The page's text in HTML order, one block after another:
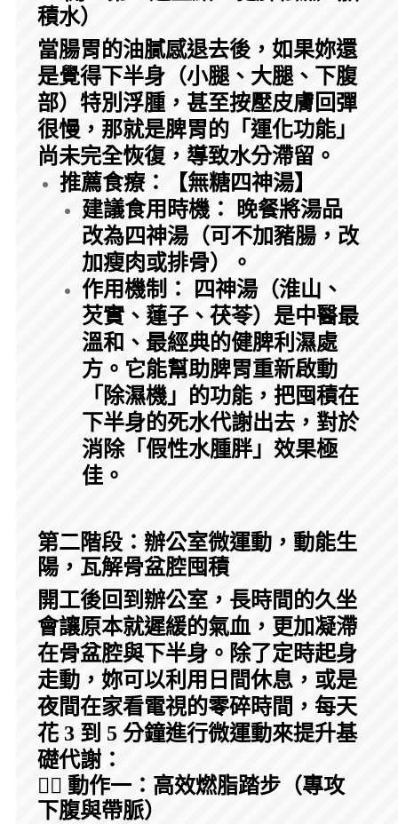
積水）
當腸胃的油膩感退去後，如果妳還
是覺得下半身（小腿、大腿、下腹
部）特別浮腫，甚至按壓皮膚回彈
很慢，那就是脾胃的「運化功能」
尚未完全恢復，導致水分滯留。
推薦食療：【無糖四神湯】
建議食用時機： 晚餐將湯品
改為四神湯（可不加豬腸，改
加瘦肉或排骨）。
作用機制： 四神湯（淮山、
芡實、蓮子、茯苓）是中醫最
溫和、最經典的健脾利濕處
方。它能幫助脾胃重新啟動
「除濕機」的功能，把囤積在
下半身的死水代謝出去，對於
消除「假性水腫胖」效果極
佳。
第二階段：辦公室微運動，動能生
陽，瓦解骨盆腔囤積
開工後回到辦公室，長時間的久坐
會讓原本就遲緩的氣血，更加凝滯
在骨盆腔與下半身。除了定時起身
走動，妳可以利用日間休息，或是
夜間在家看電視的零碎時間，每天
花 3 到 5 分鐘進行微運動來提升基
礎代謝：
🏃‍♀️ 動作一：高效燃脂踏步（專攻
下腹與帶脈）